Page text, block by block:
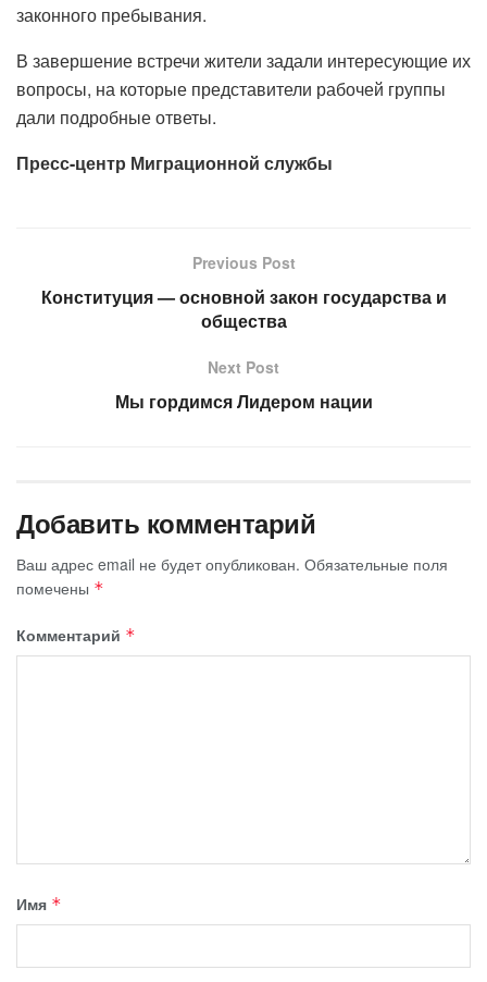
законного пребывания.
В завершение встречи жители задали интересующие их
вопросы, на которые представители рабочей группы
дали подробные ответы.
Пресс-центр Миграционной службы
Previous Post
Конституция — основной закон государства и
общества
Next Post
Мы гордимся Лидером нации
Добавить комментарий
Ваш адрес email не будет опубликован. Обязательные поля
помечены *
Комментарий *
Имя *